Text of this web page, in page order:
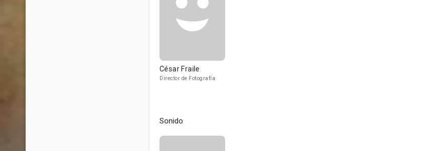
César Fraile
Director de Fotografía
Sonido